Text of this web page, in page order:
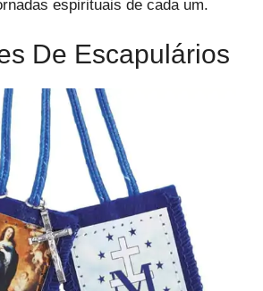
espirituais de cada um.
De Escapulários